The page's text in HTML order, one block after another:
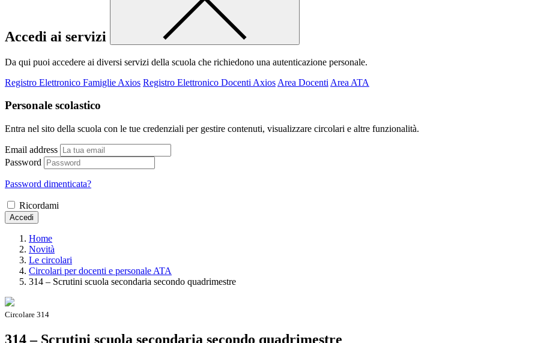
Accedi ai servizi
Da qui puoi accedere ai diversi servizi della scuola che richiedono una autenticazione personale.
Registro Elettronico Famiglie Axios Registro Elettronico Docenti Axios Area Docenti Area ATA
Personale scolastico
Entra nel sito della scuola con le tue credenziali per gestire contenuti, visualizzare circolari e altre funzionalità.
Email address
Password
Password dimenticata?
Ricordami
Accedi
Home
Novità
Le circolari
Circolari per docenti e personale ATA
314 – Scrutini scuola secondaria secondo quadrimestre
Circolare 314
314 – Scrutini scuola secondaria secondo quadrimestre